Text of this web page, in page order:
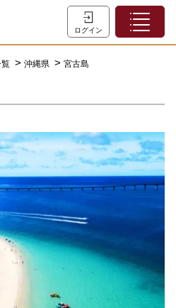
ログイン
でログイン
932-959
沖縄県 宮古島